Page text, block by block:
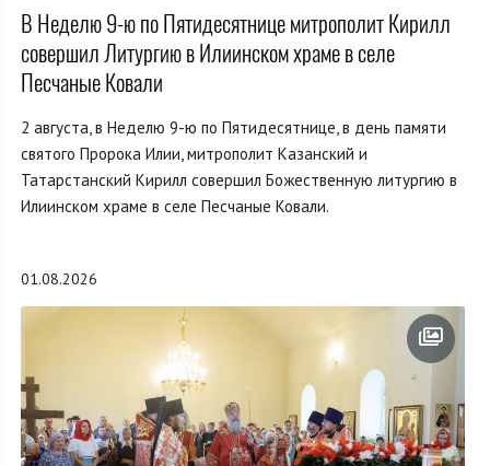
В Неделю 9-ю по Пятидесятнице митрополит Кирилл
совершил Литургию в Илиинском храме в селе
Песчаные Ковали
2 августа, в Неделю 9-ю по Пятидесятнице, в день памяти
святого Пророка Илии, митрополит Казанский и
Татарстанский Кирилл совершил Божественную литургию в
Илиинском храме в селе Песчаные Ковали.
01.08.2026